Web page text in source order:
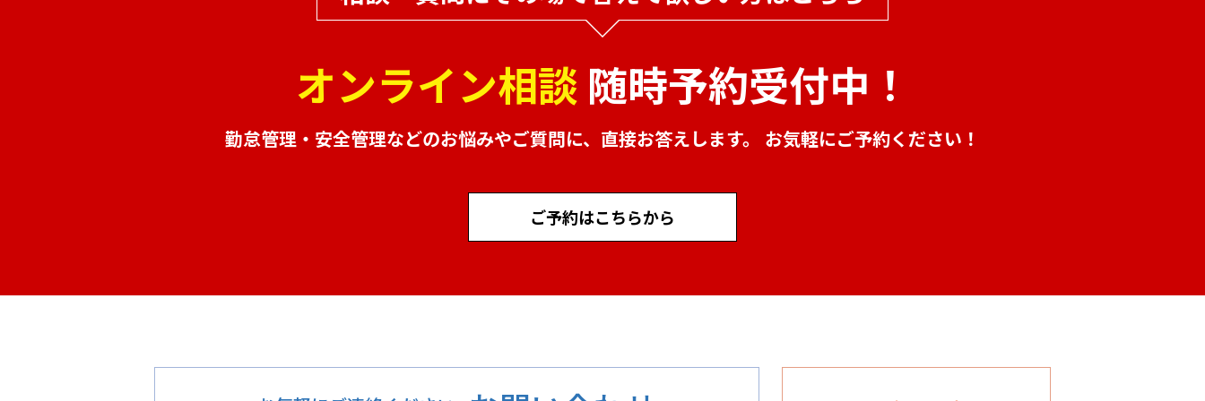
オンライン相談 随時予約受付中！
勤怠管理・安全管理などのお悩みやご質問に、 直接お答えします。 お気軽にご予約ください！
ご予約はこちらから